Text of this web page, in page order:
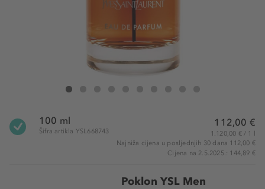
Yves Saint Laurent L'Homme Intense Eau de Parfum
100 ml
Šifra artikla YSL668743
112,00 €
1.120,00 € / 1 l
Najniža cijena u posljednjih 30 dana 112,00 €
Cijena na 2.5.2025.: 144,89 €
Poklon YSL Men